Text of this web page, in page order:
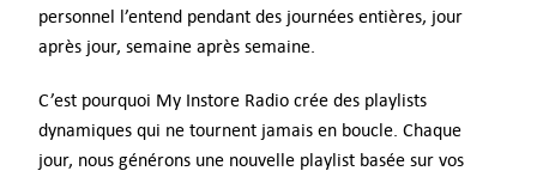
personnel l’entend pendant des journées entières, jour
après jour, semaine après semaine.
C’est pourquoi My Instore Radio crée des playlists
dynamiques qui ne tournent jamais en boucle. Chaque
jour, nous générons une nouvelle playlist basée sur vos